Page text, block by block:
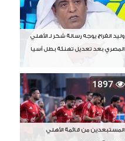
وليد الفراج يوجه رسالة شكر لـ الأهلي
المصري بعد تعديل تهنئة بطل آسيا
1897
المستبعدين من قائمة الأهلي